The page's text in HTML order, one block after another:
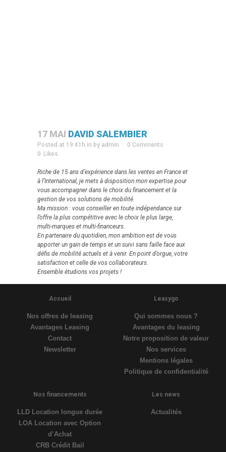
17 MAI DAVID SALEMBIER
Posted at 19:41h in by admin
0 Comments
0 Likes
Riche de 15 ans d’expérience dans les ventes en France et
à l’International, je mets à disposition mon expertise pour
vous accompagner dans le choix du financement et la
gestion de vos solutions de mobilité.
Ma mission : vous conseiller en toute indépendance sur
l’offre la plus compétitive avec le choix le plus large,
multi-marques et multi-financeurs.
En partenaire du quotidien, mon ambition est de vous
apporter un gain de temps et un suivi sans faille face aux
défis de mobilité actuels et à venir. En point d’orgue, votre
satisfaction et celle de vos collaborateurs.
Ensemble étudions vos projets !
Accueil
Nos offres de leasing
Avantages Leasing
Contact
Newsletter
Leasygo
Qui sommes nous ?
Avantages du leasing
Notre proposition de valeur
Nos services
Mentions légales
Politique de confidentialité
Nos financements
LLD Location longue durée
LOA Location avec Option
d’Achat
CRB Crédit Bail
Les news
Actualités